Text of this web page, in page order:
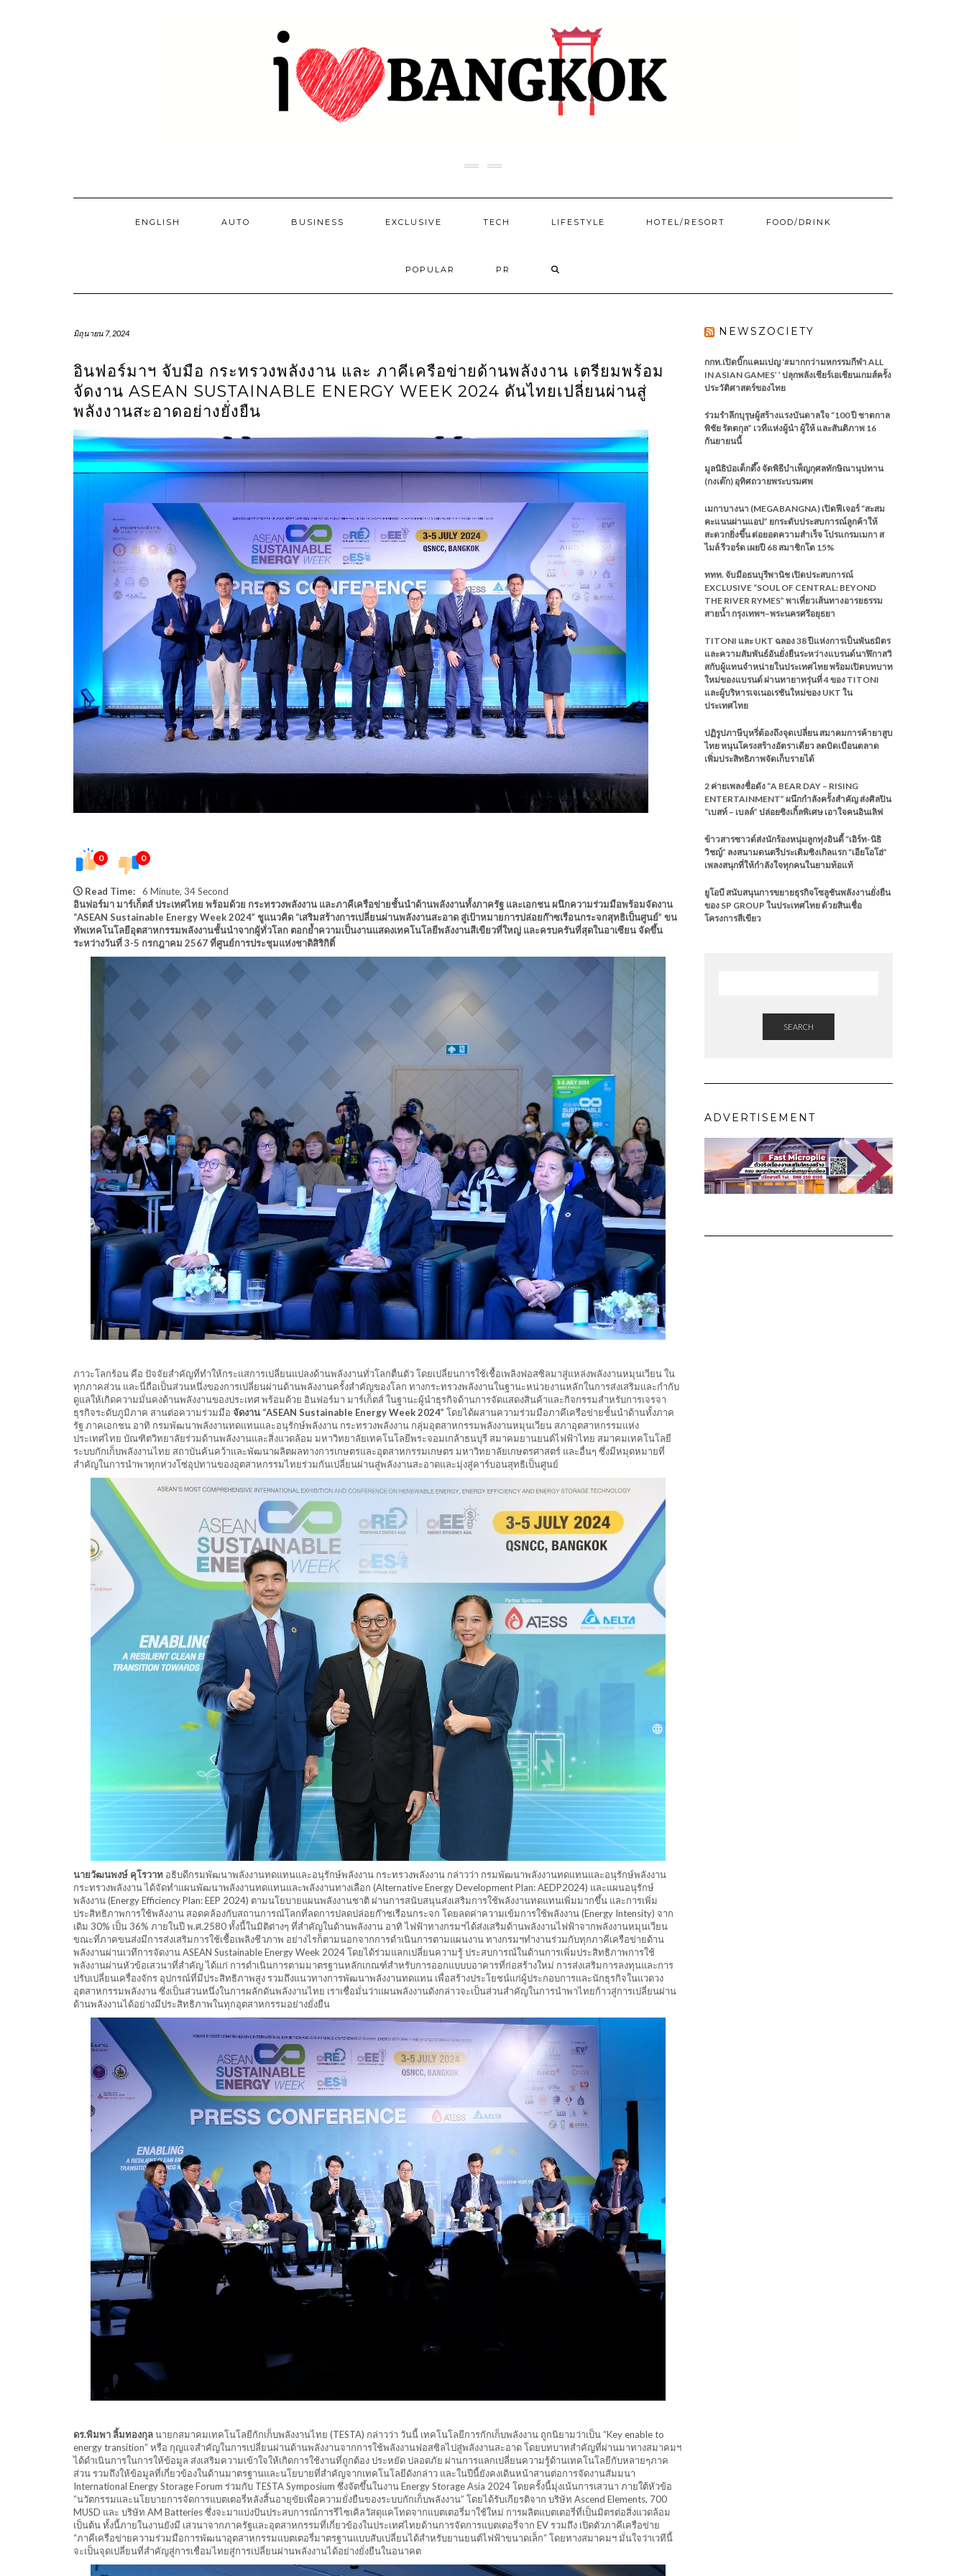
ENGLISH AUTO BUSINESS EXCLUSIVE TECH LIFESTYLE HOTEL/​RESORT FOOD/DRINK
POPULAR PR
มิถุนายน 7, 2024
อินฟอร์มาฯ จับมือ กระทรวงพลังงาน และ ภาคีเครือข่ายด้านพลังงาน เตรียมพร้อม
จัดงาน ASEAN SUSTAINABLE ENERGY WEEK 2024 ดันไทยเปลี่ยนผ่านสู่
พลังงานสะอาดอย่างยั่งยืน
0 0
Read Time:
6 Minute, 34 Second
อินฟอร์มา มาร์เก็ตส์ ประเทศไทย พร้อมด้วย กระทรวงพลังงาน และภาคีเครือข่ายชั้นนำด้านพลังงานทั้งภาครัฐ และเอกชน ผนึกความร่วมมือพร้อมจัดงาน
“ASEAN Sustainable Energy Week 2024” ชูแนวคิด “เสริมสร้างการเปลี่ยนผ่านพลังงานสะอาด สู่เป้าหมายการปล่อยก๊าซเรือนกระจกสุทธิเป็นศูนย์” ขน
ทัพเทคโนโลยีอุตสาหกรรมพลังงานชั้นนำจากผู้ทั่วโลก ตอกย้ำความเป็นงานแสดงเทคโนโลยีพลังงานสีเขียวที่ใหญ่ และครบครันที่สุดในอาเซียน จัดขึ้น
ระหว่างวันที่ 3-5 กรกฎาคม 2567 ที่ศูนย์การประชุมแห่งชาติสิริกิติ์
ภาวะโลกร้อน คือ ปัจจัยสำคัญที่ทำให้กระแสการเปลี่ยนแปลงด้านพลังงานทั่วโลกตื่นตัว โดยเปลี่ยนการใช้เชื้อเพลิงฟอสซิลมาสู่แหล่งพลังงานหมุนเวียน ใน
ทุกภาคส่วน และนี่ถือเป็นส่วนหนึ่งของการเปลี่ยนผ่านด้านพลังงานครั้งสำคัญของโลก ทางกระทรวงพลังงานในฐานะหน่วยงานหลักในการส่งเสริมและกำกับ
ดูแลให้เกิดความมั่นคงด้านพลังงานของประเทศ พร้อมด้วย อินฟอร์มา มาร์เก็ตส์ ในฐานะผู้นำธุรกิจด้านการจัดแสดงสินค้าและกิจกรรมสำหรับการเจรจา
ธุรกิจระดับภูมิภาค สานต่อความร่วมมือ จัดงาน “ASEAN Sustainable Energy Week 2024” โดยได้ผสานความร่วมมือภาคีเครือข่ายชั้นนำด้านทั้งภาค
รัฐ ภาคเอกชน อาทิ กรมพัฒนาพลังงานทดแทนและอนุรักษ์พลังงาน กระทรวงพลังงาน กลุ่มอุตสาหกรรมพลังงานหมุนเวียน สภาอุตสาหกรรมแห่ง
ประเทศไทย บัณฑิตวิทยาลัยร่วมด้านพลังงานและสิ่งแวดล้อม มหาวิทยาลัยเทคโนโลยีพระจอมเกล้าธนบุรี สมาคมยานยนต์ไฟฟ้าไทย สมาคมเทคโนโลยี
ระบบกักเก็บพลังงานไทย สถาบันค้นคว้าและพัฒนาผลิตผลทางการเกษตรและอุตสาหกรรมเกษตร มหาวิทยาลัยเกษตรศาสตร์ และอื่นๆ ซึ่งมีหมุดหมายที่
สำคัญในการนำพาทุกห่วงโซ่อุปทานของอุตสาหกรรมไทยร่วมกันเปลี่ยนผ่านสู่พลังงานสะอาดและมุ่งสู่คาร์บอนสุทธิเป็นศูนย์
นายวัฒนพงษ์ คุโรวาท อธิบดีกรมพัฒนาพลังงานทดแทนและอนุรักษ์พลังงาน กระทรวงพลังงาน กล่าวว่า กรมพัฒนาพลังงานทดแทนและอนุรักษ์พลังงาน
กระทรวงพลังงาน ได้จัดทำแผนพัฒนาพลังงานทดแทนและพลังงานทางเลือก (Alternative Energy Development Plan: AEDP2024) และแผนอนุรักษ์
พลังงาน (Energy Efficiency Plan: EEP 2024) ตามนโยบายแผนพลังงานชาติ ผ่านการสนับสนุนส่งเสริมการใช้พลังงานทดแทนเพิ่มมากขึ้น และการเพิ่ม
ประสิทธิภาพการใช้พลังงาน สอดคล้องกับสถานการณ์โลกที่ลดการปลดปล่อยก๊าซเรือนกระจก โดยลดค่าความเข้มการใช้พลังงาน (Energy Intensity) จาก
เดิม 30% เป็น 36% ภายในปี พ.ศ.2580 ทั้งนี้ในมิติต่างๆ ที่สำคัญในด้านพลังงาน อาทิ ไฟฟ้าทางกรมฯได้ส่งเสริมด้านพลังงานไฟฟ้าจากพลังงานหมุนเวียน
ขณะที่ภาคขนส่งมีการส่งเสริมการใช้เชื้อเพลิงชีวภาพ อย่างไรก็ตามนอกจากการดำเนินการตามแผนงาน ทางกรมฯทำงานร่วมกับทุกภาคีเครือข่ายด้าน
พลังงานผ่านเวทีการจัดงาน ASEAN Sustainable Energy Week 2024 โดยได้ร่วมแลกเปลี่ยนความรู้ ประสบการณ์ในด้านการเพิ่มประสิทธิภาพการใช้
พลังงานผ่านหัวข้อเสวนาที่สำคัญ ได้แก่ การดำเนินการตามมาตรฐานหลักเกณฑ์สำหรับการออกแบบบอาคารที่ก่อสร้างใหม่ การส่งเสริมการลงทุนและการ
ปรับเปลี่ยนเครื่องจักร อุปกรณ์ที่มีประสิทธิภาพสูง รวมถึงแนวทางการพัฒนาพลังงานทดแทน เพื่อสร้างประโยชน์แก่ผู้ประกอบการและนักธุรกิจในแวดวง
อุตสาหกรรมพลังงาน ซึ่งเป็นส่วนหนึ่งในการผลักดันพลังงานไทย เราเชื่อมั่นว่าแผนพลังงานดังกล่าวจะเป็นส่วนสำคัญในการนำพาไทยก้าวสู่การเปลี่ยนผ่าน
ด้านพลังงานได้อย่างมีประสิทธิภาพในทุกอุตสาหกรรมอย่างยั่งยืน
ดร.พิมพา ลิ้มทองกุลนายกสมาคมเทคโนโลยีกักเก็บพลังงานไทย (TESTA) กล่าวว่า วันนี้ เทคโนโลยีการกักเก็บพลังงาน ถูกนิยามว่าเป็น “Key enable to
energy transition” หรือ กุญแจสำคัญในการเปลี่ยนผ่านด้านพลังงานจากการใช้พลังงานฟอสซิลไปสู่พลังงานสะอาด โดยบทบาทสำคัญที่ผ่านมาทางสมาคมฯ
ได้ดำเนินการในการให้ข้อมูล ส่งเสริมความเข้าใจให้เกิดการใช้งานที่ถูกต้อง ประหยัด ปลอดภัย ผ่านการแลกเปลี่ยนความรู้ด้านเทคโนโลยีกับหลายๆภาค
ส่วน รวมถึงให้ข้อมูลที่เกี่ยวข้องในด้านมาตรฐานและนโยบายที่สำคัญจากเทคโนโลยีดังกล่าว และในปีนี้ยังคงเดินหน้าสานต่อการจัดงานสัมมนา
International Energy Storage Forum ร่วมกับ TESTA Symposium ซึ่งจัดขึ้นในงาน Energy Storage Asia 2024 โดยครั้งนี้มุ่งเน้นการเสวนา ภายใต้หัวข้อ
“นวัตกรรมและนโยบายการจัดการแบตเตอรี่หลังสิ้นอายุขัยเพื่อความยั่งยืนของระบบกักเก็บพลังงาน” โดยได้รับเกียรติจาก บริษัท Ascend Elements, 700
MUSD และ บริษัท AM Batteries ซึ่งจะมาแบ่งปันประสบการณ์การรีไซเคิลวัสดุแคโทดจากแบตเตอรี่มาใช้ใหม่ การผลิตแบตเตอรี่ที่เป็นมิตรต่อสิ่งแวดล้อม
เป็นต้น ทั้งนี้ภายในงานยังมี เสวนาจากภาครัฐและอุตสาหกรรมที่เกี่ยวข้องในประเทศไทยด้านการจัดการแบตเตอรี่จาก EV รวมถึง เปิดตัวภาคีเครือข่าย
“ภาคีเครือข่ายความร่วมมือการพัฒนาอุตสาหกรรมแบตเตอรี่มาตรฐานแบบสับเปลี่ยนได้สำหรับยานยนต์ไฟฟ้าขนาดเล็ก” โดยทางสมาคมฯ มั่นใจว่าเวทีนี้
จะเป็นจุดเปลี่ยนที่สำคัญสู่การเชื่อมไทยสู่การเปลี่ยนผ่านพลังงานได้อย่างยั่งยืนในอนาคต
NEWSZOCIETY
กกท.เปิดบิ๊กแคมเปญ ‘#มากกว่ามหกรรมกีฬา ALL
IN ASIAN GAMES’ ’ ปลุกพลังเชียร์เอเชียนเกมส์ครั้ง
ประวัติศาสตร์ของไทย
ร่วมรำลึกบุรุษผู้สร้างแรงบันดาลใจ “100 ปี ชาตกาล
พิชัย รัตตกุล” เวทีแห่งผู้นำ ผู้ให้ และสันติภาพ 16
กันยายนนี้
มูลนิธิป่อเต็กตึ๊ง จัดพิธีบำเพ็ญกุศลทักษิณานุปทาน
(กงเต๊ก) อุทิศถวายพระบรมศพ
เมกาบางนา (MEGABANGNA) เปิดฟีเจอร์ “สะสม
คะแนนผ่านแอป” ยกระดับประสบการณ์ลูกค้าให้
สะดวกยิ่งขึ้น ต่อยอดความสำเร็จ โปรแกรมเมกา ส
ไมล์ รีวอร์ด เผยปี 68 สมาชิกโต 15%
ททท. จับมือธนบุรีพานิช เปิดประสบการณ์
EXCLUSIVE “SOUL OF CENTRAL: BEYOND
THE RIVER RYMES” พาเที่ยวเส้นทางอารยธรรม
สายน้ำ กรุงเทพฯ–พระนครศรีอยุธยา
TITONI และ UKT ฉลอง 38 ปีแห่งการเป็นพันธมิตร
และความสัมพันธ์อันยั่งยืนระหว่างแบรนด์นาฬิกาสวิ
สกับผู้แทนจำหน่ายในประเทศไทย พร้อมเปิดบทบาท
ใหม่ของแบรนด์ ผ่านทายาทรุ่นที่ 4 ของ TITONI
และผู้บริหารเจเนอเรชันใหม่ของ UKT ใน
ประเทศไทย
ปฏิรูปภาษีบุหรี่ต้องถึงจุดเปลี่ยน สมาคมการค้ายาสูบ
ไทย หนุนโครงสร้างอัตราเดียว ลดบิดเบือนตลาด
เพิ่มประสิทธิภาพจัดเก็บรายได้
2 ค่ายเพลงชื่อดัง “A BEAR DAY – RISING
ENTERTAINMENT” ผนึกกำลังครั้งสำคัญ ส่งศิลปิน
“เบสท์ – เบลล์” ปล่อยซิงเกิ้ลพิเศษ เอาใจคนอินเลิฟ
ข้าวสารซาวด์ส่งนักร้องหนุ่มลูกทุ่งอินดี้ “เอิร์ท-นิธิ
วิชญ์” ลงสนามดนตรีประเดิมซิงเกิลแรก “เอียโอโฮ่”
เพลงสนุกที่ให้กำลังใจทุกคนในยามท้อแท้
ยูโอบี สนับสนุนการขยายธุรกิจโซลูชันพลังงานยั่งยืน
ของ SP GROUP ในประเทศไทย ด้วยสินเชื่อ
โครงการสีเขียว
SEARCH
ADVERTISEMENT